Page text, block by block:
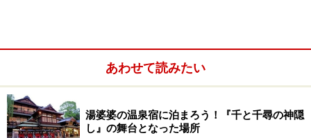
あわせて読みたい
湯婆婆の温泉宿に泊まろう！『千と千尋の神隠
し』の舞台となった場所